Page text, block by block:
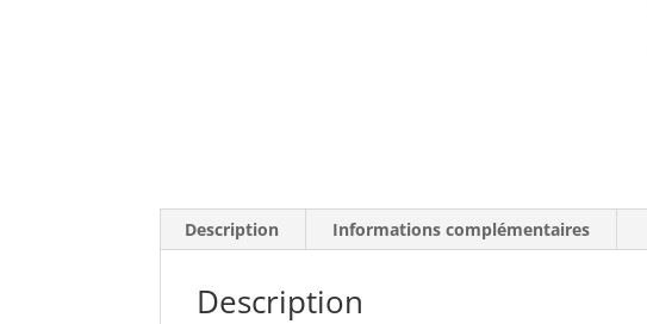
Description Informations complémentaires
Description